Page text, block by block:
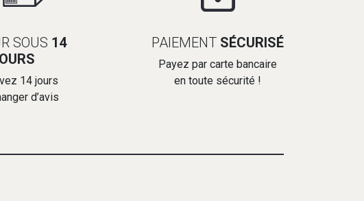
SOUS 14
14 jours
d’avis
PAIEMENT SÉCURISÉ
Payez par carte bancaire
en toute sécurité !